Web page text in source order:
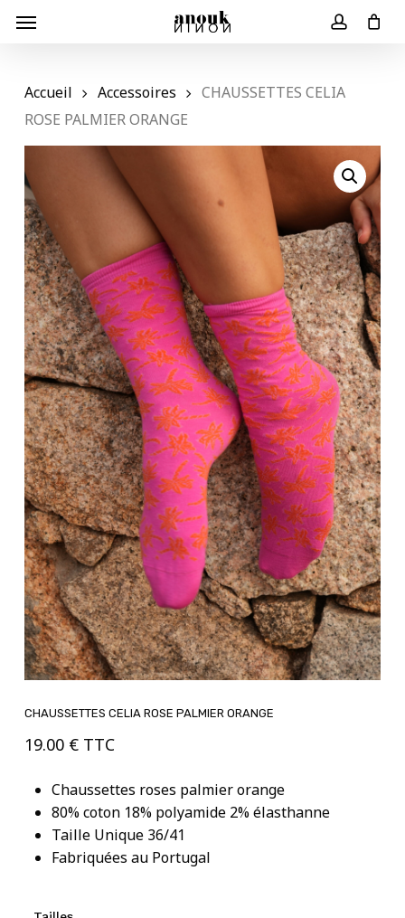
Menu
Votre panier est vide.
Accueil Accessoires
CHAUSSETTES CELIA
ROSE PALMIER ORANGE
CHAUSSETTES CELIA ROSE PALMIER ORANGE
19.00 € TTC
Chaussettes roses palmier orange
80% coton 18% polyamide 2% élasthanne
Taille Unique 36/41
Fabriquées au Portugal